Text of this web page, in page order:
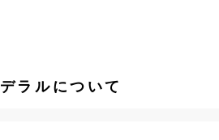
ラルについて